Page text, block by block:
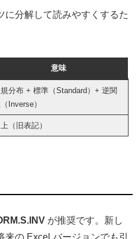
に分解して読みやすくするた
意味
分布 + 標準（Standard）+ 逆関
Inverse）
（旧表記）
が推奨です。新し